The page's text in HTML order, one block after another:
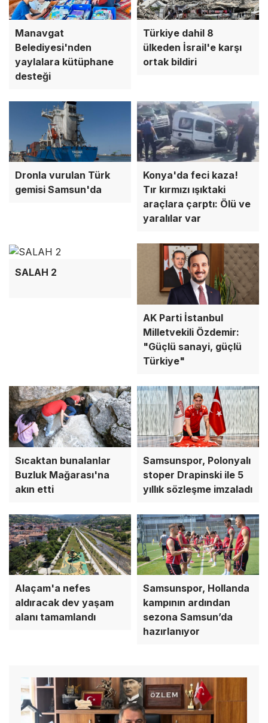
Manavgat
Belediyesi'nden
yaylalara kütüphane
desteği
Türkiye dahil 8
ülkeden İsrail'e karşı
ortak bildiri
Dronla vurulan Türk
gemisi Samsun'da
Konya'da feci kaza!
Tır kırmızı ışıktaki
araçlara çarptı: Ölü ve
yaralılar var
SALAH 2
AK Parti İstanbul
Milletvekili Özdemir:
"Güçlü sanayi, güçlü
Türkiye"
Sıcaktan bunalanlar
Buzluk Mağarası'na
akın etti
Samsunspor, Polonyalı
stoper Drapinski ile 5
yıllık sözleşme imzaladı
Alaçam'a nefes
aldıracak dev yaşam
alanı tamamlandı
Samsunspor, Hollanda
kampının ardından
sezona Samsun’da
hazırlanıyor